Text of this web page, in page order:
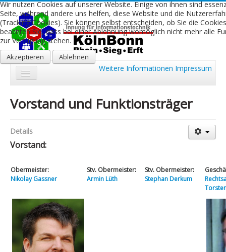
Über uns
Ausbildung
Kontakt
Links
Vorstand und Funktionsträger
Vorstand:
Obermeister:
Nikolay Gassner
Stv. Obermeister:
Armin Lüth
Stv. Obermeister:
Stephan Derkum
Details
Wir nutzen Cookies auf unserer Website. Einige von ihnen sind
Seite, während andere uns helfen, diese Website und die
(Tracking Cookies). Sie können selbst entscheiden, ob Sie die
beachten Sie, dass bei einer Ablehnung womöglich nicht mehr alle
zur Verfügung stehen.
Akzeptieren Ablehnen
Weitere Informationen Impressum